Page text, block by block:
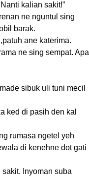
kalian sakit!”
ne nguntul sing
barak.
ane katerima.
ne sing sempat. Apa
sibuk uli tuni mecil
ked di pasih den kal
rumasa ngetel yeh
di kenehne dot gati
Inyoman suba